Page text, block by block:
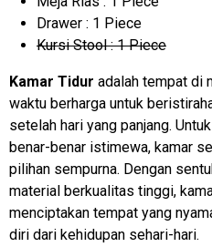
Drawer : 1 Piece
Kursi Stool : 1 Piece
Kamar Tidur adalah tempat di
waktu berharga untuk
setelah hari yang panjang.
benar-benar istimewa, kamar
pilihan sempurna. Dengan
material berkualitas tinggi,
menciptakan tempat yang
diri dari kehidupan sehari-hari.